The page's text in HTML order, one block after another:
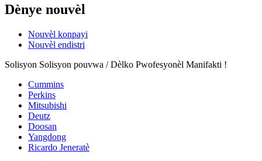
Dènye nouvèl
Nouvèl konpayi
Nouvèl endistri
Solisyon Solisyon pouvwa / Dèlko Pwofesyonèl Manifakti !
Cummins
Perkins
Mitsubishi
Deutz
Doosan
Yangdong
Ricardo Jeneratè